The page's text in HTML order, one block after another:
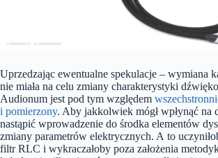
Uprzedzając ewentualne spekulacje – wymiana
nie miała na celu zmiany charakterystyki
Audionum jest pod tym względem
i pomierzony. Aby jakkolwiek mógł wpłynąć na
nastąpić wprowadzenie do środka elementów
zmiany parametrów elektrycznych. A to
filtr RLC i wykraczałoby poza założenia